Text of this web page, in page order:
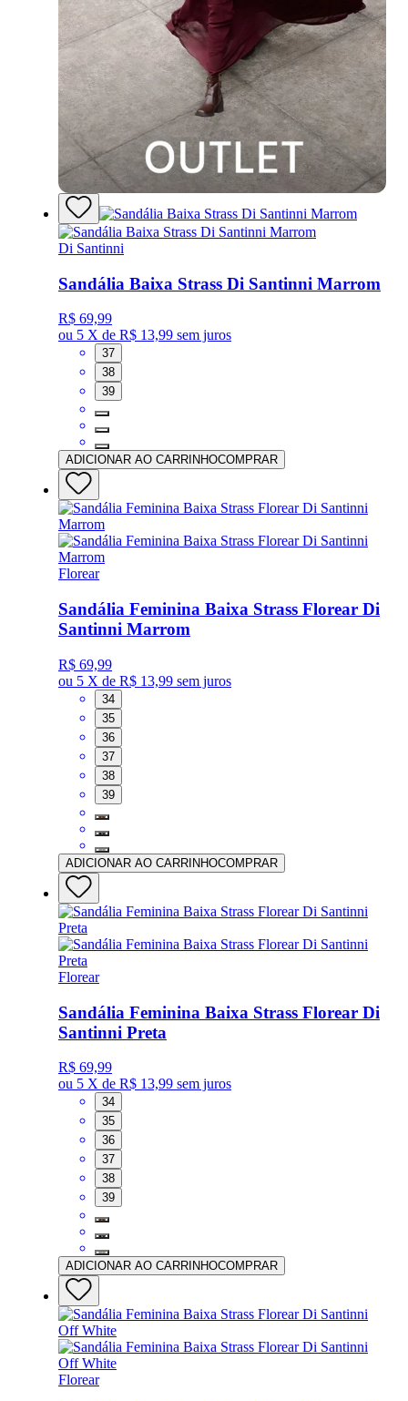
Di Santinni
Sandália Baixa Strass Di Santinni Marrom
R$ 69,99
ou 5 X de R$ 13,99 sem juros
37
38
39
ADICIONAR AO CARRINHOCOMPRAR
Florear
Sandália Feminina Baixa Strass Florear Di
Santinni Marrom
R$ 69,99
ou 5 X de R$ 13,99 sem juros
34
35
36
37
38
39
ADICIONAR AO CARRINHOCOMPRAR
Florear
Sandália Feminina Baixa Strass Florear Di
Santinni Preta
R$ 69,99
ou 5 X de R$ 13,99 sem juros
34
35
36
37
38
39
ADICIONAR AO CARRINHOCOMPRAR
Florear